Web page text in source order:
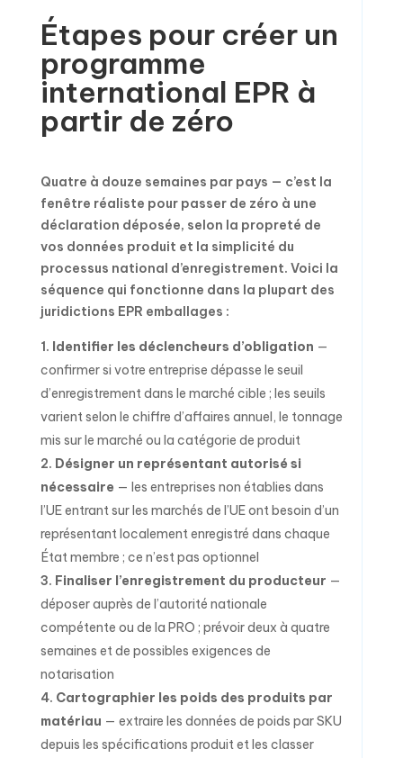
Étapes pour créer un
programme
international EPR à
partir de zéro
Quatre à douze semaines par pays — c’est la
fenêtre réaliste pour passer de zéro à une
déclaration déposée, selon la propreté de
vos données produit et la simplicité du
processus national d’enregistrement. Voici la
séquence qui fonctionne dans la plupart des
juridictions EPR emballages :
Identifier les déclencheurs d’obligation —
confirmer si votre entreprise dépasse le seuil
d’enregistrement dans le marché cible ; les seuils
varient selon le chiffre d’affaires annuel, le tonnage
mis sur le marché ou la catégorie de produit
Désigner un représentant autorisé si
nécessaire — les entreprises non établies dans
l’UE entrant sur les marchés de l’UE ont besoin d’un
représentant localement enregistré dans chaque
État membre ; ce n’est pas optionnel
Finaliser l’enregistrement du producteur —
déposer auprès de l’autorité nationale
compétente ou de la PRO ; prévoir deux à quatre
semaines et de possibles exigences de
notarisation
Cartographier les poids des produits par
matériau — extraire les données de poids par SKU
depuis les spécifications produit et les classer